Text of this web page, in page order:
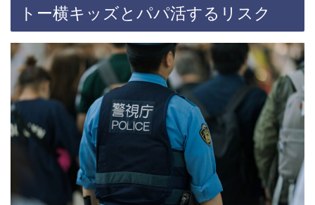
トー横キッズとパパ活するリスク